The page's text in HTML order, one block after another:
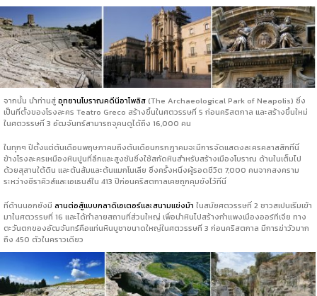
จากนั้น นำท่านสู่อุทยานโบราณคดีนีอาโพลิส (The Archaeological Park of Neapolis) ซึ่ง
เป็นที่ตั้งของโรงละคร Teatro Greco สร้างขึ้นในศตวรรษที่ 5 ก่อนคริสตกาล และสร้างขึ้นใหม่
ในศตวรรษที่ 3 อัฒจันทร์สามารถจุคนดูได้ถึง 16,000 คน
ในทุกๆ ปีตั้งแต่ต้นเดือนพฤษภาคมถึงต้นเดือนกรกฎาคมจะมีการจัดแสดงละครคลาสสิกที่นี่
ข้างโรงละครเหมืองหินปูนที่ลึกและสูงชันซึ่งใช้สกัดหินสำหรับสร้างเมืองโบราณ ด้านในเต็มไป
ด้วยสุสานใต้ดิน และต้นส้มและต้นแมกโนเลีย ซึ่งครั้งหนึ่งผู้รอดชีวิต 7,000 คนจากสงคราม
ระหว่างซีราคิวส์และเอเธนส์ใน 413 ปีก่อนคริสตกาลเคยถูกคุมขังไว้ที่นี่
ที่ด้านนอกยังมี ลานต่อสู้แบบกลาดิเอเตอร์และสนามแข่งม้า ในสมัยศตวรรษที่ 2 ชาวสเปนเริ่มเข้า
มาในศตวรรษที่ 16 และได้ทำลายสถานที่ส่วนใหญ่ เพื่อนำหินไปสร้างกำแพงเมืองออร์ทีเจีย ทาง
ตะวันตกของอัฒจันทร์คือแท่นหินบูชาขนาดใหญ่ในศตวรรษที่ 3 ก่อนคริสตกาล มีการฆ่าวัวมาก
ถึง 450 ตัวในคราวเดียว